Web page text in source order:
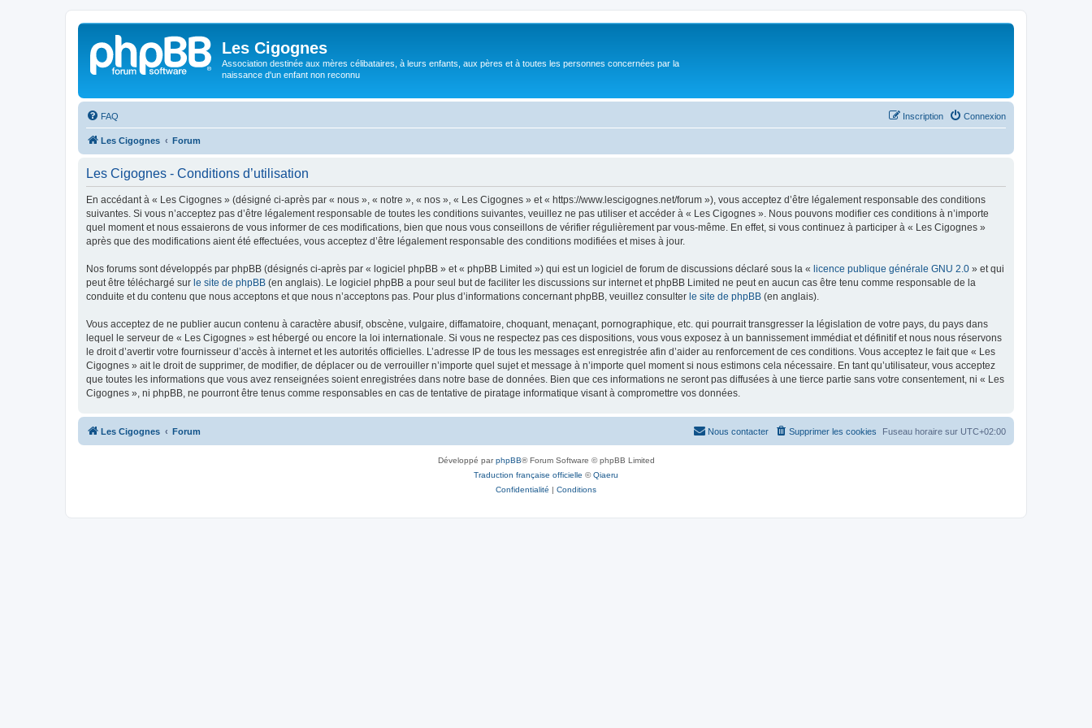
Les Cigognes
Association destinée aux mères célibataires, à leurs enfants, aux pères et à toutes les personnes concernées par la
naissance d'un enfant non reconnu
FAQ Connexion
Inscription
Les Cigognes Forum
Les Cigognes - Conditions d’utilisation
En accédant à « Les Cigognes » (désigné ci-après par « nous », « notre », « nos », « Les Cigognes » et « https://www.lescigognes.net/forum »), vous acceptez d’être légalement responsable des conditions
suivantes. Si vous n’acceptez pas d’être légalement responsable de toutes les conditions suivantes, veuillez ne pas utiliser et accéder à « Les Cigognes ». Nous pouvons modifier ces conditions à n’importe
quel moment et nous essaierons de vous informer de ces modifications, bien que nous vous conseillons de vérifier régulièrement par vous-même. En effet, si vous continuez à participer à « Les Cigognes »
après que des modifications aient été effectuées, vous acceptez d’être légalement responsable des conditions modifiées et mises à jour.
Nos forums sont développés par phpBB (désignés ci-après par « logiciel phpBB » et « phpBB Limited ») qui est un logiciel de forum de discussions déclaré sous la « licence publique générale GNU 2.0 » et qui
peut être téléchargé sur le site de phpBB (en anglais). Le logiciel phpBB a pour seul but de faciliter les discussions sur internet et phpBB Limited ne peut en aucun cas être tenu comme responsable de la
conduite et du contenu que nous acceptons et que nous n’acceptons pas. Pour plus d’informations concernant phpBB, veuillez consulter le site de phpBB (en anglais).
Vous acceptez de ne publier aucun contenu à caractère abusif, obscène, vulgaire, diffamatoire, choquant, menaçant, pornographique, etc. qui pourrait transgresser la législation de votre pays, du pays dans
lequel le serveur de « Les Cigognes » est hébergé ou encore la loi internationale. Si vous ne respectez pas ces dispositions, vous vous exposez à un bannissement immédiat et définitif et nous nous réservons
le droit d’avertir votre fournisseur d’accès à internet et les autorités officielles. L’adresse IP de tous les messages est enregistrée afin d’aider au renforcement de ces conditions. Vous acceptez le fait que « Les
Cigognes » ait le droit de supprimer, de modifier, de déplacer ou de verrouiller n’importe quel sujet et message à n’importe quel moment si nous estimons cela nécessaire. En tant qu’utilisateur, vous acceptez
que toutes les informations que vous avez renseignées soient enregistrées dans notre base de données. Bien que ces informations ne seront pas diffusées à une tierce partie sans votre consentement, ni « Les
Cigognes », ni phpBB, ne pourront être tenus comme responsables en cas de tentative de piratage informatique visant à compromettre vos données.
Les Cigognes Forum Fuseau horaire sur UTC+02:00
Supprimer les cookies
Nous contacter
Développé parphpBB® Forum Software © phpBB Limited
Traduction française officielle ©Qiaeru
Confidentialité | Conditions